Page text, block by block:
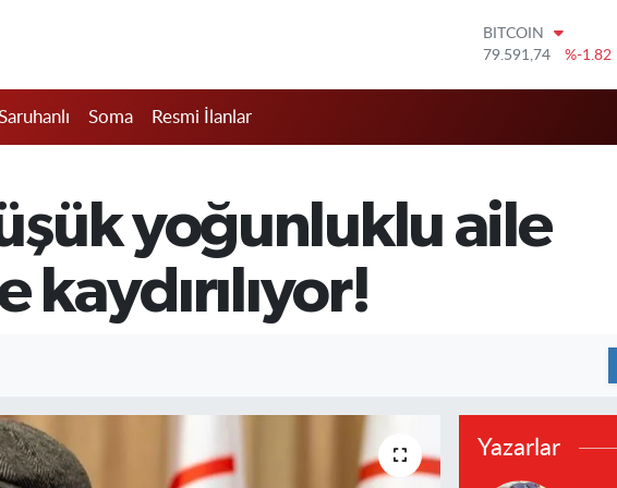
DOLAR
45,43620
%0.02
61,60380
%0.18
BİST100
14.598,00
Soma Resmi İlanlar
yoğunluklu aile
Yazarlar